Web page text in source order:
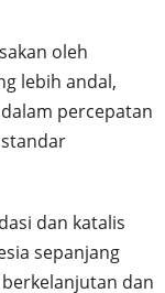
oleh
lebih andal,
percepatan
dan katalis
sepanjang
dan